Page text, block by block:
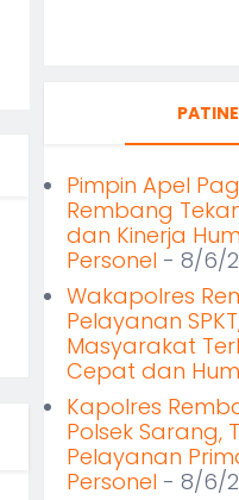
Pimpin Apel
Rembang
dan Kinerja
Personel - 8/6/
Wakapolres
Pelayanan
Masyarakat
Cepat dan
Kapolres
Polsek Sarang,
Pelayanan
Personel - 8/6/